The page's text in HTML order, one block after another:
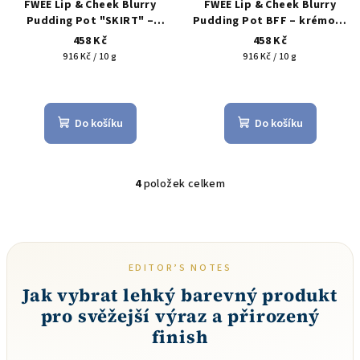
FWEE Lip & Cheek Blurry
Pudding Pot "SKIRT" –
krémový balzám na rty a
tváře 5 gDárek Silikonový
458 Kč
Měrná
916 Kč / 10 g
Do košíku
FWEE Lip & Cheek Blurry
Pudding Pot BFF – krémový
balzám na rty a tváře 5 g
Dárek Silikonový štěteček
458 Kč
Měrná
916 Kč / 10 g
Do košíku
O
á
d
a
c
í
p
4položek celkem
EDITOR’S NOTES
Jak vybrat lehký barevný produkt
pro svěžejší výraz a přirozený
finish